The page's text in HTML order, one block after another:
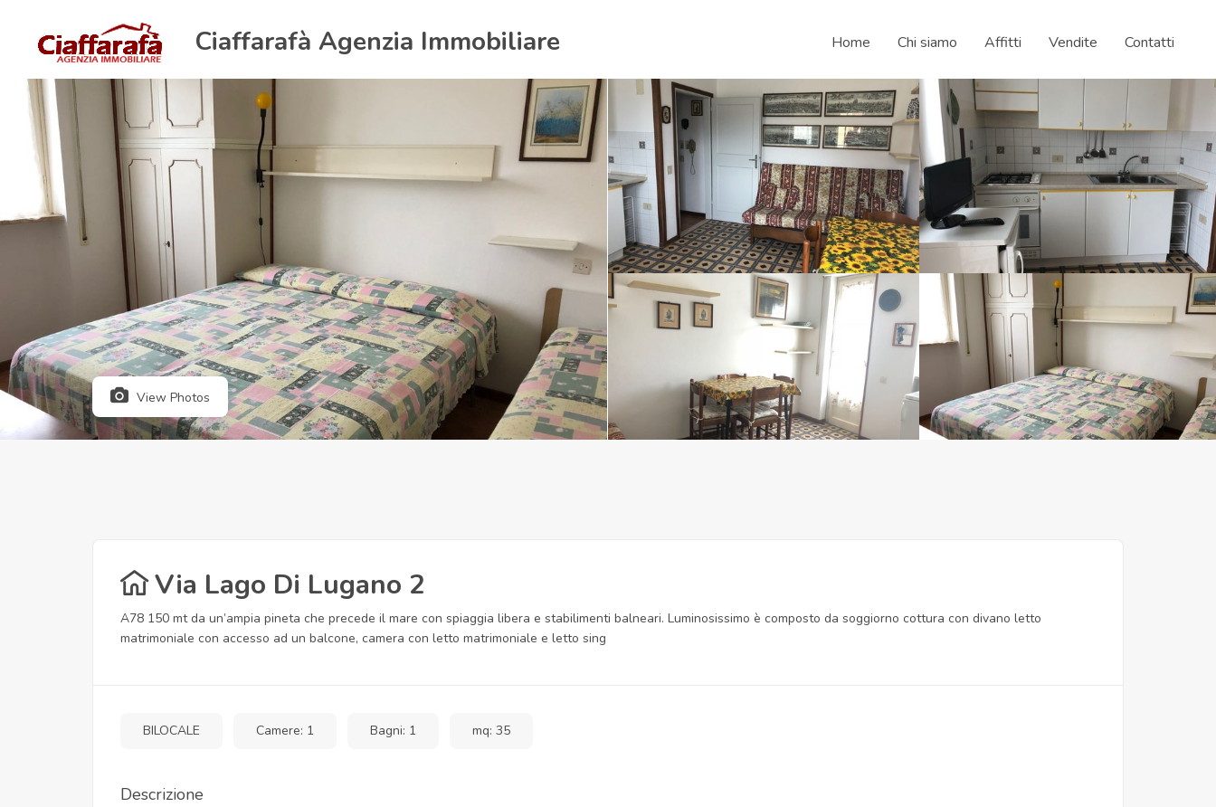
Ciaffarafà Agenzia Immobiliare Home Chi siamo Affitti Vendite Contatti
View Photos
Via Lago Di Lugano 2
A78 150 mt da un’ampia pineta che precede il mare con spiaggia libera e stabilimenti balneari. Luminosissimo è composto da soggiorno cottura con divano letto
matrimoniale con accesso ad un balcone, camera con letto matrimoniale e letto sing
BILOCALE Camere: 1 Bagni: 1 mq: 35
Descrizione